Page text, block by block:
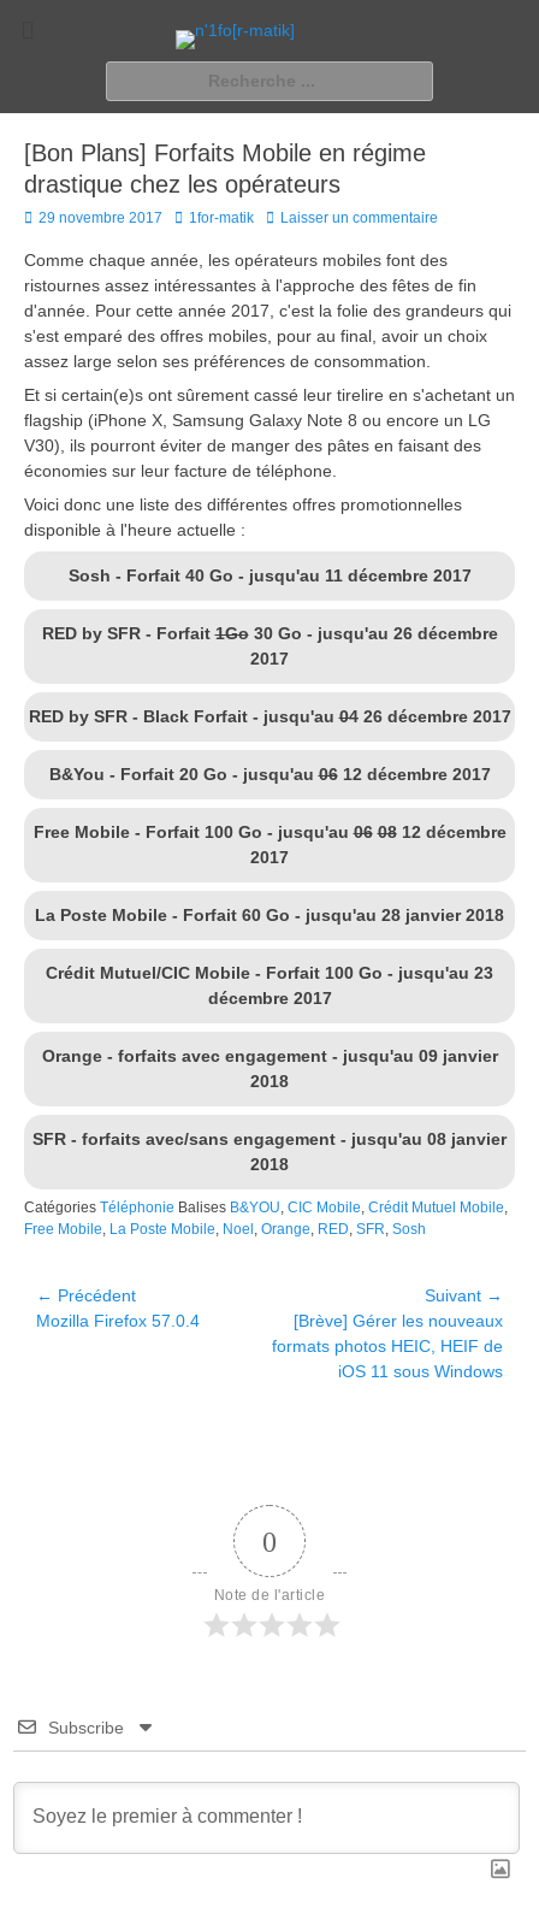
n'1fo[r-matik]
Pour les nymphos d'infos en info…
[Bon Plans] Forfaits Mobile en régime
drastique chez les opérateurs
Posted
29 novembre 2017 Author
1for-matik Laisser un commentaire
Comme chaque année, les opérateurs mobiles font des
ristournes assez intéressantes à l'approche des fêtes de fin
d'année. Pour cette année 2017, c'est la folie des grandeurs qui
s'est emparé des offres mobiles, pour au final, avoir un choix
assez large selon ses préférences de consommation.
Et si certain(e)s ont sûrement cassé leur tirelire en s'achetant un
flagship (iPhone X, Samsung Galaxy Note 8 ou encore un LG
V30), ils pourront éviter de manger des pâtes en faisant des
économies sur leur facture de téléphone.
Voici donc une liste des différentes offres promotionnelles
disponible à l'heure actuelle :
Sosh - Forfait 40 Go - jusqu'au 11 décembre 2017
RED by SFR - Forfait1Go30 Go - jusqu'au 26 décembre
2017
RED by SFR - Black Forfait - jusqu'au0426 décembre 2017
B&You - Forfait 20 Go - jusqu'au0612 décembre 2017
Free Mobile - Forfait 100 Go - jusqu'au06 0812 décembre
2017
La Poste Mobile - Forfait 60 Go - jusqu'au 28 janvier 2018
Crédit Mutuel/CIC Mobile - Forfait 100 Go - jusqu'au 23
décembre 2017
Orange - forfaits avec engagement - jusqu'au 09 janvier
2018
SFR - forfaits avec/sans engagement - jusqu'au 08 janvier
2018
Catégories Téléphonie Balises B&YOU, CIC Mobile, Crédit Mutuel Mobile,
Free Mobile, La Poste Mobile, Noel , Orange, RED, SFR, Sosh
Navigation
de
← Précédent
Article
Mozilla Firefox 57.0.4
Suivant →
Article
suivant :
[Brève] Gérer les nouveaux
formats photos HEIC, HEIF de
iOS 11 sous Windows
0
Note de l'article
Subscribe